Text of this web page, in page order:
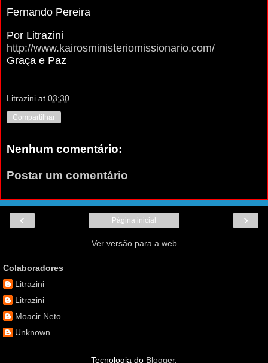
Fernando Pereira
Por Litrazini
http://www.kairosministeriomissionario.com/
Graça e Paz
Litrazini at 03:30
Compartilhar
Nenhum comentário:
Postar um comentário
‹ ›
Página inicial
Ver versão para a web
Colaboradores
Litrazini
Litrazini
Moacir Neto
Unknown
Tecnologia do Blogger.